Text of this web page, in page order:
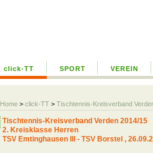
click-TT SPORT VEREIN
Home > click-TT > Tischtennis-Kreisverband
Tischtennis-Kreisverband Verden 2014/15
2. Kreisklasse Herren
TSV Emtinghausen III - TSV Borstel ,